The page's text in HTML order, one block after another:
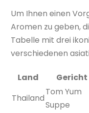
Um Ihnen einen
Aromen zu geben,
Tabelle mit drei
verschiedenen
Land Gericht
Thailand
Tom Yum
Suppe